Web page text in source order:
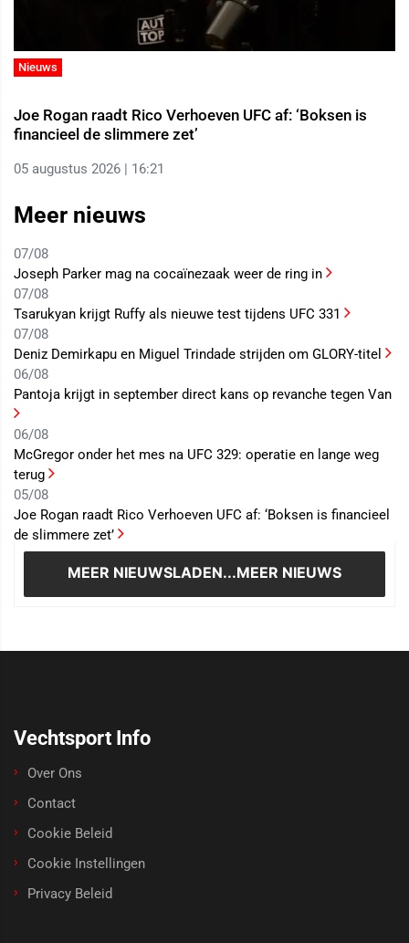
Nieuws
Joe Rogan raadt Rico Verhoeven UFC af: ‘Boksen is
financieel de slimmere zet’
05 augustus 2026 | 16:21
Meer nieuws
07/08
Joseph Parker mag na cocaïnezaak weer de ring in
07/08
Tsarukyan krijgt Ruffy als nieuwe test tijdens UFC 331
07/08
Deniz Demirkapu en Miguel Trindade strijden om GLORY-titel
06/08
Pantoja krijgt in september direct kans op revanche tegen Van
06/08
McGregor onder het mes na UFC 329: operatie en lange weg
terug
05/08
Joe Rogan raadt Rico Verhoeven UFC af: ‘Boksen is financieel
de slimmere zet’
MEER NIEUWSLADEN...MEER NIEUWS
Vechtsport Info
Over Ons
Contact
Cookie Beleid
Cookie Instellingen
Privacy Beleid